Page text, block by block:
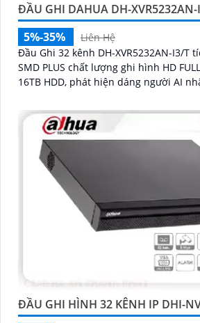
ĐẦU GHI DAHUA DH-
5%-35%
Liên Hệ
Đầu Ghi 32 kênh DH-XVR5232AN-I3/T
SMD PLUS chất lượng ghi hình HD
16TB HDD, phát hiện dáng người AI
ĐẦU GHI HÌNH 32 KÊNH IP DHI-